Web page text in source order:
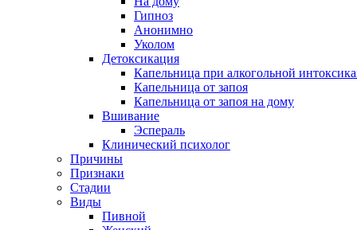
Гипноз
Анонимно
Уколом
Детоксикация
Капельница при алкогольной
Капельница от запоя
Капельница от запоя на дому
Вшивание
Эспераль
Клинический психолог
Причины
Признаки
Стадии
Виды
Пивной